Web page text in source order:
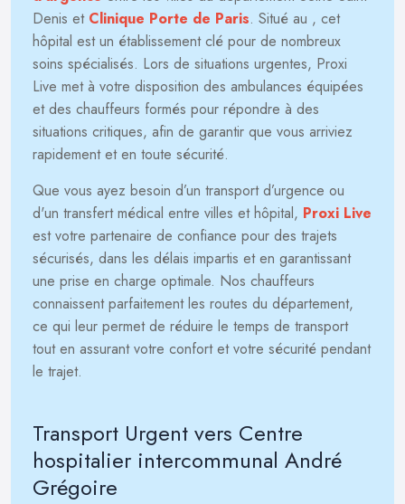
Denis et Clinique Porte de Paris. Situé au , cet
hôpital est un établissement clé pour de nombreux
soins spécialisés. Lors de situations urgentes, Proxi
Live met à votre disposition des ambulances équipées
et des chauffeurs formés pour répondre à des
situations critiques, afin de garantir que vous arriviez
rapidement et en toute sécurité.
Que vous ayez besoin d’un transport d’urgence ou
d'un transfert médical entre villes et hôpital, Proxi Live
est votre partenaire de confiance pour des trajets
sécurisés, dans les délais impartis et en garantissant
une prise en charge optimale. Nos chauffeurs
connaissent parfaitement les routes du département,
ce qui leur permet de réduire le temps de transport
tout en assurant votre confort et votre sécurité pendant
le trajet.
Transport Urgent vers Centre
hospitalier intercommunal André
Grégoire